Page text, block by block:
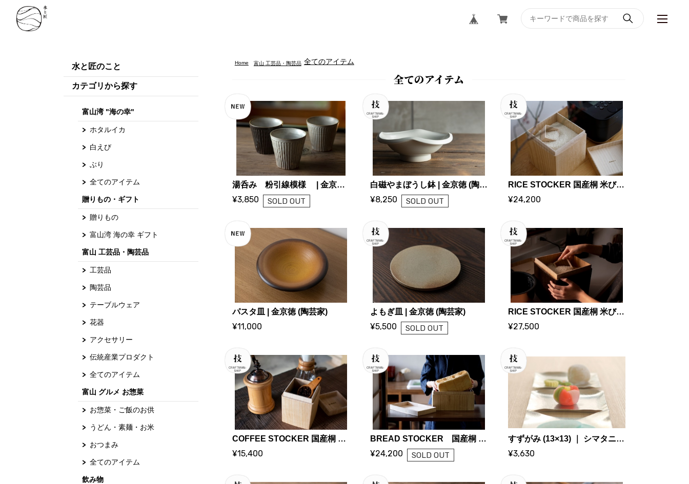
水と匠のこと
カテゴリから探す
富山湾 "海の幸"
ホタルイカ
白えび
ぶり
全てのアイテム
贈りもの・ギフト
贈りもの
富山湾 海の幸 ギフト
富山 工芸品・陶芸品
工芸品
陶芸品
テーブルウェア
花器
アクセサリー
伝統産業プロダクト
全てのアイテム
富山 グルメ お惣菜
お惣菜・ご飯のお供
うどん・素麺・お米
おつまみ
全てのアイテム
飲み物
Home 富山 工芸品・陶芸品 全てのアイテム
全てのアイテム
湯呑み 粉引線模様 | 金京徳 (陶芸家)
¥3,850 SOLD OUT
白磁やまぼうし鉢 | 金京徳 (陶芸家)
¥8,250 SOLD OUT
RICE STOCKER 国産桐 米びつ ライスストッカー【5kg 蜜蝋】 | KIRIFT 美術木箱うらた | KIRIFT Artwork wooden box Urata
¥24,200
パスタ皿 | 金京徳 (陶芸家)
¥11,000
よもぎ皿 | 金京徳 (陶芸家)
¥5,500 SOLD OUT
RICE STOCKER 国産桐 米びつ ライスストッカー【5kg 焼桐】 | KIRIFT 美術木箱うらた | KIRIFT Artwork wooden box Urata
¥27,500
COFFEE STOCKER 国産桐 コーヒーストッカー【200g 蜜蝋仕上げ】| KIRIFT 美術木箱うらた | KIRIFT Artwork wooden box Urata
¥15,400
BREAD STOCKER 国産桐 ブレッドストッカー【2斤サイズ】| KIRIFT 美術木箱うらた | KIRIFT Artwork wooden box Urata
¥24,200 SOLD OUT
すずがみ (13×13) ｜ シマタニ昇龍工房
¥3,630